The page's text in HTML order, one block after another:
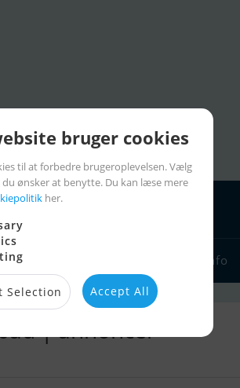
Sejlerlinks Sejlerinfo
| annoncer
bruger cookies
til at forbedre brugeroplevelsen. Vælg
du ønsker at benytte. Du kan læse mere
her.
Selection Accept All